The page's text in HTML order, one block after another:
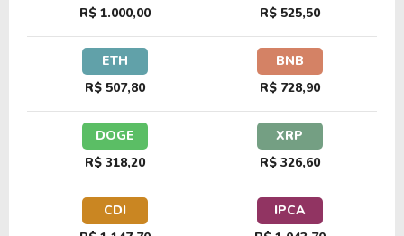
R$ 1.000,00
R$ 525,50
ETH
R$ 507,80
BNB
R$ 728,90
DOGE
R$ 318,20
XRP
R$ 326,60
CDI
IPCA